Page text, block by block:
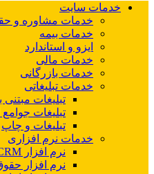
خدمات سایت
خدمات مشاوره و
خدمات بیمه
ایزو و استاندارد
خدمات مالی
خدمات بازرگانی
خدمات تبلیغاتی
تبلیغات
تبلیغات
تبلیغات و چاپ
خدمات نرم افزاری
نرم افزار CRM
نرم افزار